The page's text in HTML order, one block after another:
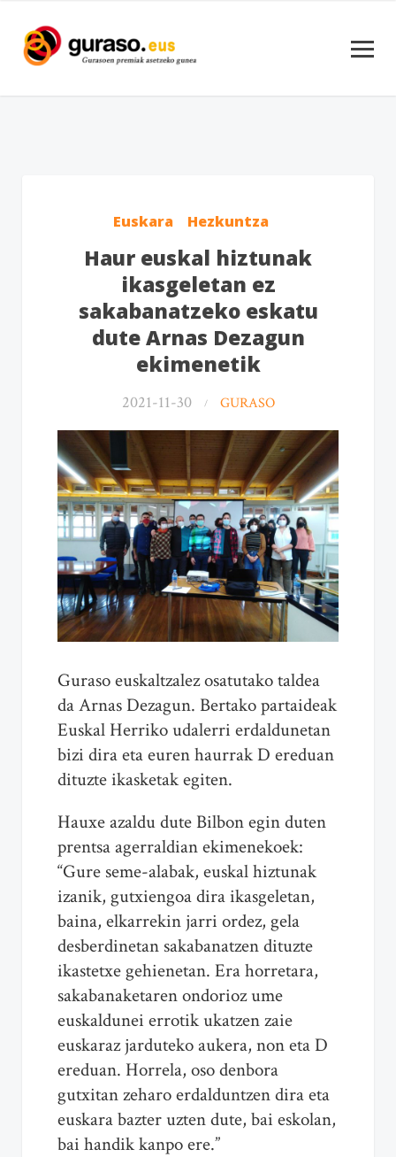
Euskara Hezkuntza
Haur euskal hiztunak
ikasgeletan ez
sakabanatzeko eskatu
dute Arnas Dezagun
ekimenetik
2021-11-30 GURASO
Guraso euskaltzalez osatutako taldea
da Arnas Dezagun. Bertako partaideak
Euskal Herriko udalerri erdaldunetan
bizi dira eta euren haurrak D ereduan
dituzte ikasketak egiten.
Hauxe azaldu dute Bilbon egin duten
prentsa agerraldian ekimenekoek:
“Gure seme-alabak, euskal hiztunak
izanik, gutxiengoa dira ikasgeletan,
baina, elkarrekin jarri ordez, gela
desberdinetan sakabanatzen dituzte
ikastetxe gehienetan. Era horretara,
sakabanaketaren ondorioz ume
euskaldunei errotik ukatzen zaie
euskaraz jarduteko aukera, non eta D
ereduan. Horrela, oso denbora
gutxitan zeharo erdalduntzen dira eta
euskara bazter uzten dute, bai eskolan,
bai handik kanpo ere.”